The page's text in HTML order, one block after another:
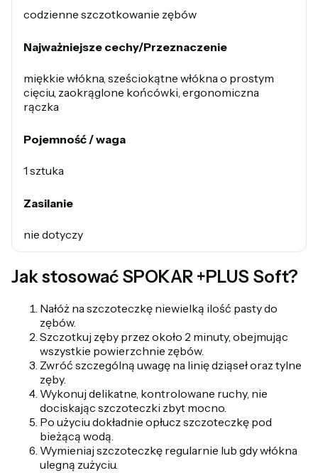
codzienne szczotkowanie zębów
Najważniejsze cechy/Przeznaczenie
miękkie włókna, sześciokątne włókna o prostym
cięciu, zaokrąglone końcówki, ergonomiczna
rączka
Pojemność / waga
1 sztuka
Zasilanie
nie dotyczy
Jak stosować SPOKAR +PLUS Soft?
Nałóż na szczoteczkę niewielką ilość pasty do
zębów.
Szczotkuj zęby przez około 2 minuty, obejmując
wszystkie powierzchnie zębów.
Zwróć szczególną uwagę na linię dziąseł oraz tylne
zęby.
Wykonuj delikatne, kontrolowane ruchy, nie
dociskając szczoteczki zbyt mocno.
Po użyciu dokładnie opłucz szczoteczkę pod
bieżącą wodą.
Wymieniaj szczoteczkę regularnie lub gdy włókna
ulegną zużyciu.